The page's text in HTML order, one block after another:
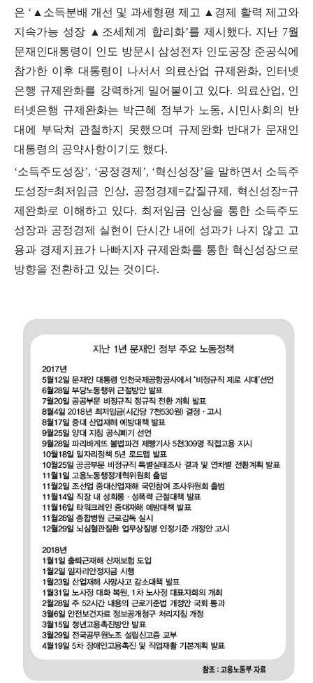
은 ‘ ▲ 소득분배 개선 및 과세형평 제고 ▲ 경제 활력 제고와
지속가능 성장 ▲ 조세체계 합리화’를 제시했다. 지난 7월
문재인대통령이 인도 방문시 삼성전자 인도공장 준공식에
참가한 이후 대통령이 나서서 의료산업 규제완화, 인터넷
은행 규제완화를 강력하게 밀어붙이고 있다. 의료산업, 인
터넷은행 규제완화는 박근혜 정부가 노동, 시민사회의 반
대에 부닥쳐 관철하지 못했으며 규제완화 반대가 문재인
대통령의 공약사항이기도 했다.
‘소득주도성장’, ‘공정경제 ’, ‘혁신성장’을 말하면서 소득주
도성장=최저임금 인상, 공정경제 =갑질규제 , 혁신성장=규
제완화로 이해하고 있다. 최저임금 인상을 통한 소득주도
성장과 공정경제 실현이 단시간 내에 성과가 나지 않고 고
용과 경제지표가 나빠지자 규제완화를 통한 혁신성장으로
방향을 전환하고 있는 것이다.